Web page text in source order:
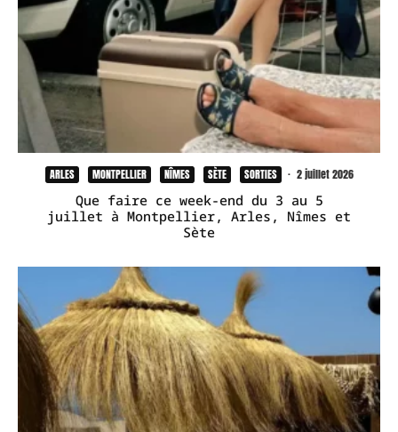
ARLES MONTPELLIER NÎMES SÈTE SORTIES · 2 juillet 2026
Que faire ce week-end du 3 au 5
juillet à Montpellier, Arles, Nîmes et
Sète